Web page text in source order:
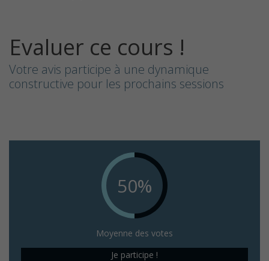
Evaluer ce cours !
Votre avis participe à une dynamique
constructive pour les prochains sessions
50%
Moyenne des votes
Je participe !